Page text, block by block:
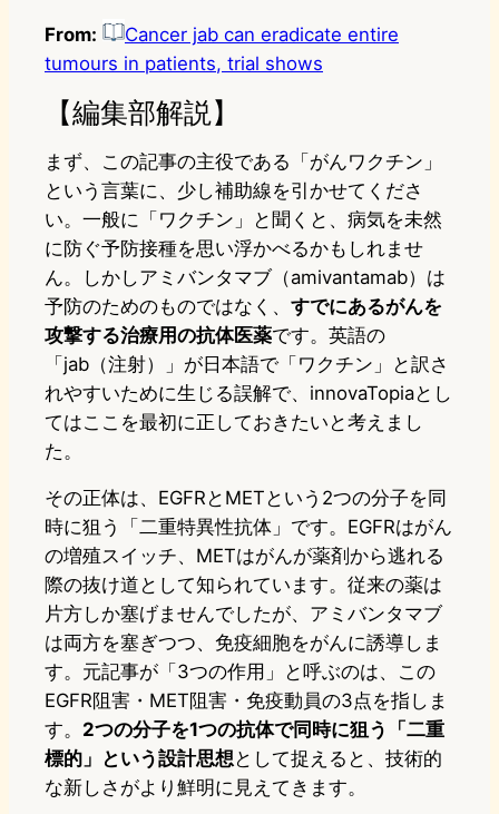
From:
Cancer jab can eradicate entire
tumours in patients, trial shows
【編集部解説】
まず、この記事の主役である「がんワクチン」
という言葉に、少し補助線を引かせてくださ
い。一般に「ワクチン」と聞くと、病気を未然
に防ぐ予防接種を思い浮かべるかもしれませ
ん。しかしアミバンタマブ（amivantamab）は
予防のためのものではなく、 すでにあるがんを
攻撃する治療用の抗体医薬です。英語の
「jab（注射）」が日本語で「ワクチン」と訳さ
れやすいために生じる誤解で、innovaTopiaとし
てはここを最初に正しておきたいと考えまし
た。
その正体は、EGFRとMETという2つの分子を同
時に狙う「二重特異性抗体」です。EGFRはがん
の増殖スイッチ、METはがんが薬剤から逃れる
際の抜け道として知られています。従来の薬は
片方しか塞げませんでしたが、アミバンタマブ
は両方を塞ぎつつ、免疫細胞をがんに誘導しま
す。元記事が「3つの作用」と呼ぶのは、この
EGFR阻害・MET阻害・免疫動員の3点を指しま
す。 2つの分子を1つの抗体で同時に狙う「二重
標的」という設計思想として捉えると、技術的
な新しさがより鮮明に見えてきます。